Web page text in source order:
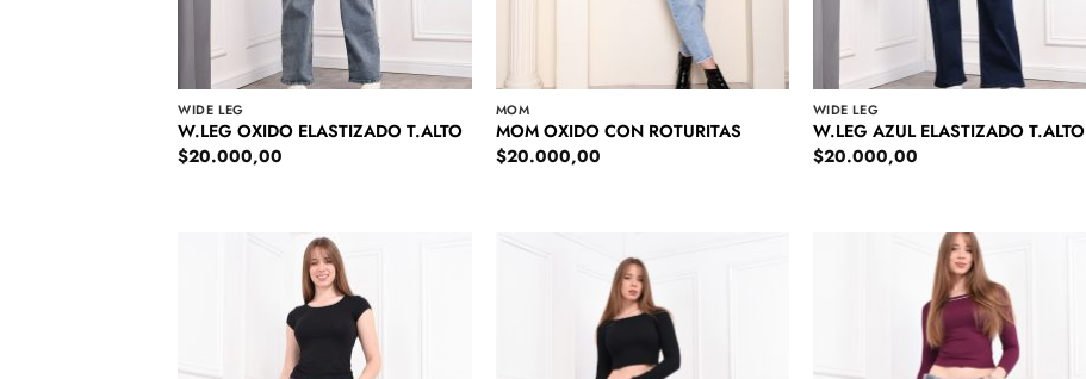
WIDE LEG
W.LEG OXIDO ELASTIZADO T.ALTO
$20.000,00
MOM
MOM OXIDO CON ROTURITAS
$20.000,00
WIDE LEG
W.LEG AZUL ELASTIZADO T.ALTO
$20.000,00